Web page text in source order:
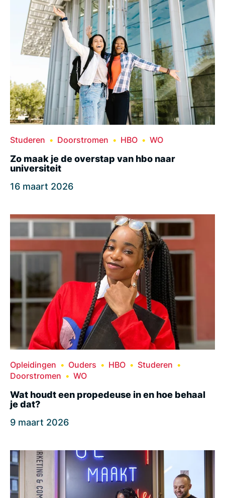
Studeren Doorstromen HBO WO
Zo maak je de overstap van hbo naar
universiteit
16 maart 2026
Opleidingen Ouders HBO
Studeren
Doorstromen
WO
Wat houdt een propedeuse in en hoe behaal
je dat?
9 maart 2026